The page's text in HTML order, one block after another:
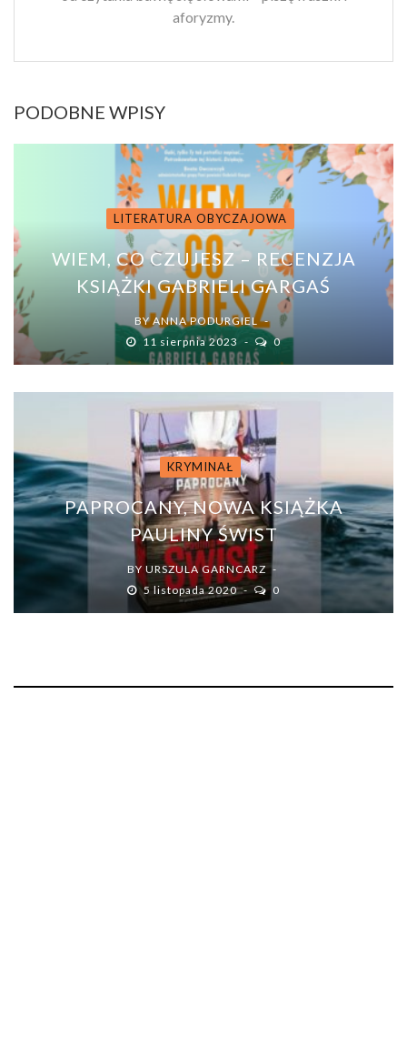
aforyzmy.
PODOBNE WPISY
LITERATURA OBYCZAJOWA
WIEM, CO CZUJESZ – RECENZJA
KSIĄŻKI GABRIELI GARGAŚ
BYANNA PODURGIEL
11 sierpnia 2023
0
KRYMINAŁ
PAPROCANY, NOWA KSIĄŻKA
PAULINY ŚWIST
BY URSZULA GARNCARZ
5 listopada 2020
0